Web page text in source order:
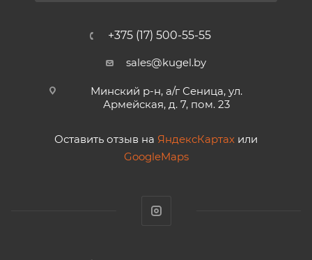
+375 (17) 500-55-55
sales@kugel.by
Минский р-н, а/г Сеница, ул.
Армейская, д. 7, пом. 23
Оставить отзыв на ЯндексКартах или
GoogleMaps